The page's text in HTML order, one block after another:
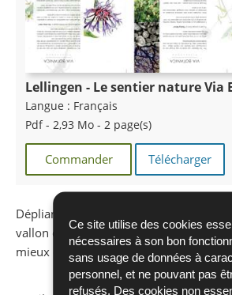
Ce site utilise des cookies
nécessaires à son bon
sans usage de données à
personnel, et ne pouvant pas
refusés. Des cookies non
Lellingen - Le sentier nature Via
Langue : Français
Pdf - 2,93 Mo - 2 page(s)
Commander Télécharger
Dépliant sur le sentier «Via Botanica»
vallon du «Lellgerbaach», l‘un des sites
mieux conservés du Luxembourg.